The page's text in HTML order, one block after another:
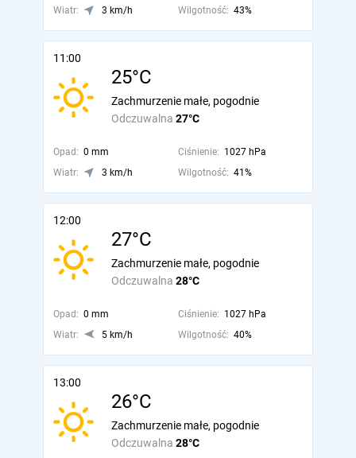
Wiatr:
3 km/h Wilgotność: 43%
11:00
25°C
Odczuwalna 27°C
Zachmurzenie małe, pogodnie
Opad: 0 mm Ciśnienie: 1027 hPa
Wiatr:
3 km/h Wilgotność: 41%
12:00
27°C
Odczuwalna 28°C
Zachmurzenie małe, pogodnie
Opad: 0 mm Ciśnienie: 1027 hPa
Wiatr:
5 km/h Wilgotność: 40%
13:00
26°C
Odczuwalna 28°C
Zachmurzenie małe, pogodnie